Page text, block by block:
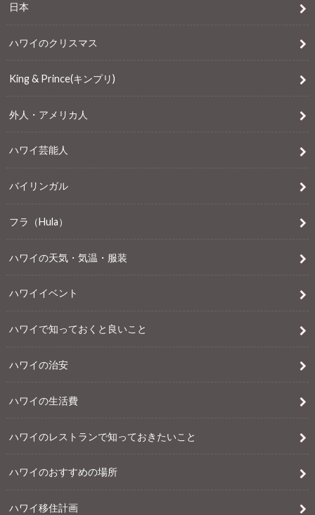
日本
ハワイのクリスマス
King & Prince(キンプリ)
外人・アメリカ人
ハワイ芸能人
バイリンガル
フラ（Hula）
ハワイの天気・気温・服装
ハワイイベント
ハワイで知っておくと良いこと
ハワイの治安
ハワイの生活費
ハワイのレストランで知っておきたいこと
ハワイのおすすめの場所
ハワイ移住計画